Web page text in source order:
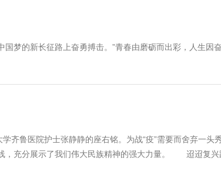
梦的新长征路上奋勇搏击。”青春由磨砺而出彩，人生
齐鲁医院护士张静静的座右铭。为战“疫”需要而舍弃一
，充分展示了我们伟大民族精神的强大力量。 迢迢复兴